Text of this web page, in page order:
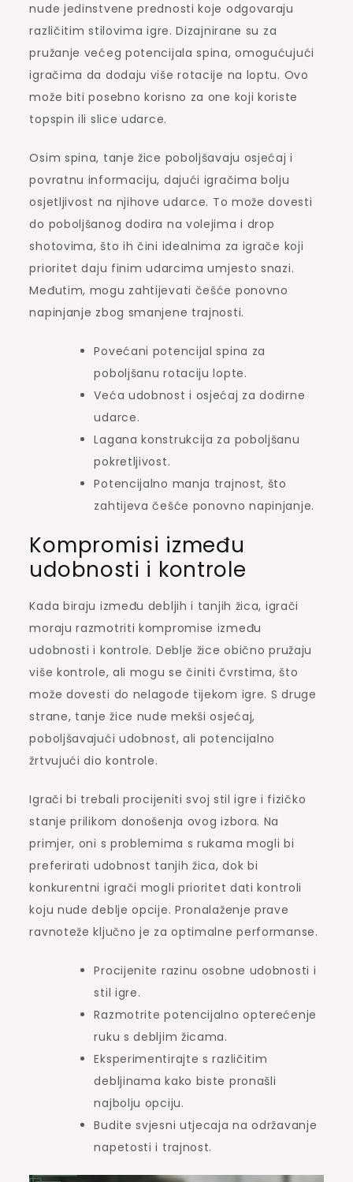
nude jedinstvene prednosti koje odgovaraju
različitim stilovima igre. Dizajnirane su za
pružanje većeg potencijala spina, omogućujući
igračima da dodaju više rotacije na loptu. Ovo
može biti posebno korisno za one koji koriste
topspin ili slice udarce.
Osim spina, tanje žice poboljšavaju osjećaj i
povratnu informaciju, dajući igračima bolju
osjetljivost na njihove udarce. To može dovesti
do poboljšanog dodira na volejima i drop
shotovima, što ih čini idealnima za igrače koji
prioritet daju finim udarcima umjesto snazi.
Međutim, mogu zahtijevati češće ponovno
napinjanje zbog smanjene trajnosti.
Povećani potencijal spina za
poboljšanu rotaciju lopte.
Veća udobnost i osjećaj za dodirne
udarce.
Lagana konstrukcija za poboljšanu
pokretljivost.
Potencijalno manja trajnost, što
zahtijeva češće ponovno napinjanje.
Kompromisi između
udobnosti i kontrole
Kada biraju između debljih i tanjih žica, igrači
moraju razmotriti kompromise između
udobnosti i kontrole. Deblje žice obično pružaju
više kontrole, ali mogu se činiti čvrstima, što
može dovesti do nelagode tijekom igre. S druge
strane, tanje žice nude mekši osjećaj,
poboljšavajući udobnost, ali potencijalno
žrtvujući dio kontrole.
Igrači bi trebali procijeniti svoj stil igre i fizičko
stanje prilikom donošenja ovog izbora. Na
primjer, oni s problemima s rukama mogli bi
preferirati udobnost tanjih žica, dok bi
konkurentni igrači mogli prioritet dati kontroli
koju nude deblje opcije. Pronalaženje prave
ravnoteže ključno je za optimalne performanse.
Procijenite razinu osobne udobnosti i
stil igre.
Razmotrite potencijalno opterećenje
ruku s debljim žicama.
Eksperimentirajte s različitim
debljinama kako biste pronašli
najbolju opciju.
Budite svjesni utjecaja na održavanje
napetosti i trajnost.